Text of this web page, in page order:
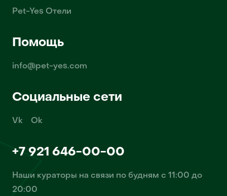
Pet-Yes Отели
Помощь
info@pet-yes.com
Социальные сети
Vk Ok
+7 921 646-00-00
Наши кураторы на связи по будням с 11:00 до
20:00